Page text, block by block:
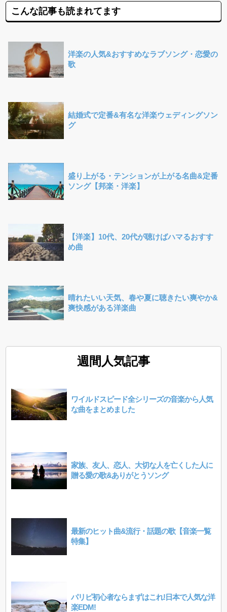
こんな記事も読まれてます
洋楽の人気&おすすめなラブソング・恋愛の
歌
結婚式で定番&有名な洋楽ウェディングソン
グ
盛り上がる・テンションが上がる名曲&定番
ソング【邦楽・洋楽】
【洋楽】10代、20代が聴けばハマるおすす
め曲
晴れたいい天気、春や夏に聴きたい爽やか&
爽快感がある洋楽曲
週間人気記事
ワイルドスピード全シリーズの音楽から人気
な曲をまとめました
家族、友人、恋人、大切な人を亡くした人に
贈る愛の歌&ありがとうソング
最新のヒット曲&流行・話題の歌【音楽一覧
特集】
パリピ初心者ならまずはこれ!日本で人気な洋
楽EDM!